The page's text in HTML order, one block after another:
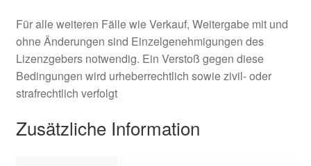
Für alle weiteren Fälle wie Verkauf, Weitergabe mit und
ohne Änderungen sind Einzelgenehmigungen des
Lizenzgebers notwendig. Ein Verstoß gegen diese
Bedingungen wird urheberrechtlich sowie zivil- oder
strafrechtlich verfolgt
Zusätzliche Information